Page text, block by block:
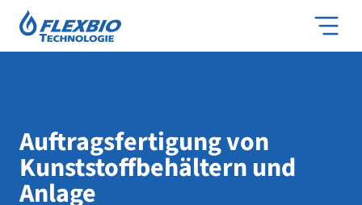
Auftragsfertigung von
Kunststoffbehältern und
Anlage